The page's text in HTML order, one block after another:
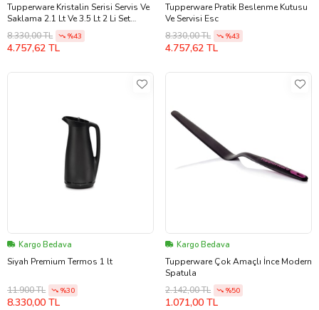
Tupperware Kristalin Serisi Servis Ve
Saklama 2.1 Lt Ve 3.5 Lt 2 Li Set
Turuncu
8.330,00 TL %43
4.757,62 TL
Tupperware Pratik Beslenme Kutusu
Ve Servisi Esc
8.330,00 TL
%43
4.757,62 TL
Kargo Bedava
Siyah Premium Termos 1 lt
11.900 TL %30
8.330,00 TL
Kargo Bedava
Tupperware Çok Amaçlı İnce Modern
Spatula
2.142,00 TL
%50
1.071,00 TL